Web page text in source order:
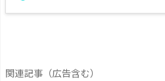
関連記事（広告含む）